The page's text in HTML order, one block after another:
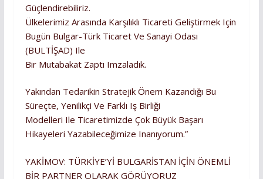
Güçlendirebiliriz.
Ülkelerimiz Arasında Karşılıklı Ticareti Geliştirmek Için
Bugün Bulgar-Türk Ticaret Ve Sanayi Odası
(BULTİŞAD) Ile
Bir Mutabakat Zaptı Imzaladık.
Yakından Tedarikin Stratejik Önem Kazandığı Bu
Süreçte, Yenilikçi Ve Farklı Iş Birliği
Modelleri Ile Ticaretimizde Çok Büyük Başarı
Hikayeleri Yazabileceğimize Inanıyorum.”
YAKİMOV: TÜRKİYE’Yİ BULGARİSTAN İÇİN ÖNEMLİ
BİR PARTNER OLARAK GÖRÜYORUZ